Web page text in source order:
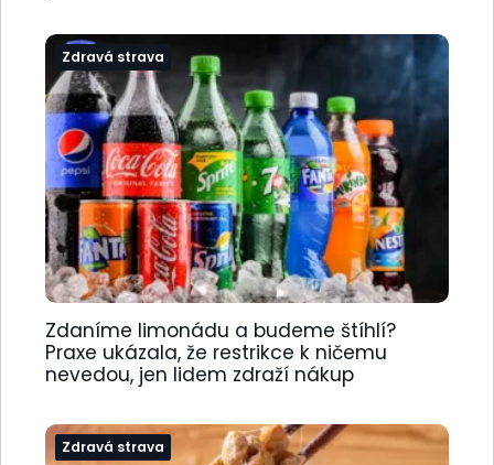
Zdravá strava
Zdaníme limonádu a budeme štíhlí?
Praxe ukázala, že restrikce k ničemu
nevedou, jen lidem zdraží nákup
Zdravá strava